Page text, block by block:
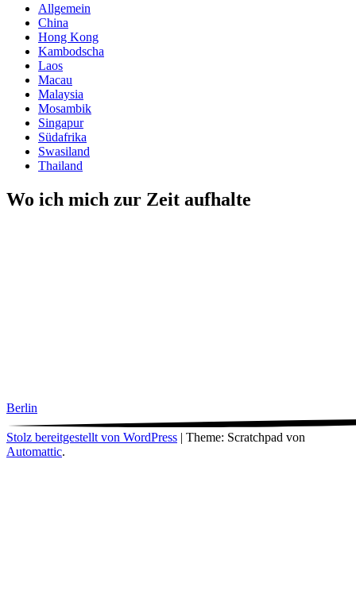
Allgemein
China
Hong Kong
Kambodscha
Laos
Macau
Malaysia
Mosambik
Singapur
Südafrika
Swasiland
Thailand
Wo ich mich zur Zeit aufhalte
Berlin
Stolz bereitgestellt von WordPress | Theme: Scratchpad von
Automattic.